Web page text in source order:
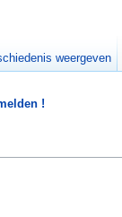
!
weergeven